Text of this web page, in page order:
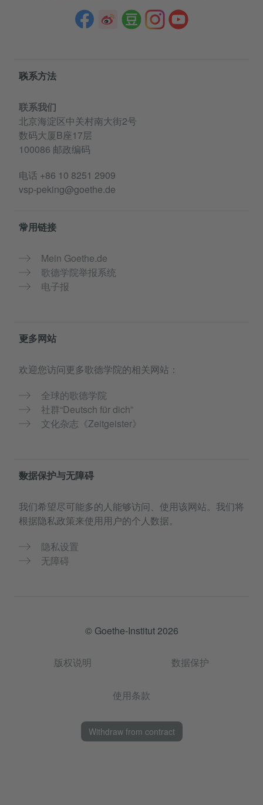
Service- und Informationsbereich
联系方法
联系我们
北京海淀区中关村南大街2号
数码大厦B座17层
100086 邮政编码
电话 +86 10 8251 2909
vsp-peking@goethe.de
常用链接
Mein Goethe.de
歌德学院举报系统
电子报
更多网站
欢迎您访问更多歌德学院的相关网站：
全球的歌德学院
社群“Deutsch für dich”
文化杂志《Zeitgeister》
数据保护与无障碍
我们希望尽可能多的人能够访问、使用该网站。我们将
根据隐私政策来使用用户的个人数据。
隐私设置
无障碍
© Goethe-Institut 2026
版权说明 数据保护
使用条款
Withdraw from contract